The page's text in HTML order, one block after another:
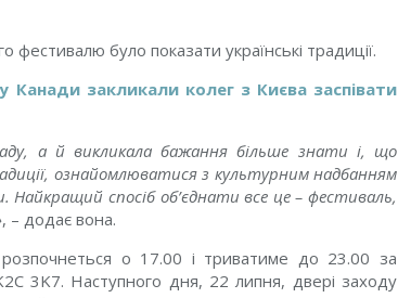
було показати українські традиції.
Канади закликали колег з Києва заспівати
а й викликала бажання більше знати і, що
ознайомлюватися з культурним надбанням
спосіб об’єднати все це – фестиваль,
, – додає вона.
о 17.00 і триватиме до 23.00 за
3K7. Наступного дня, 22 липня, двері заходу